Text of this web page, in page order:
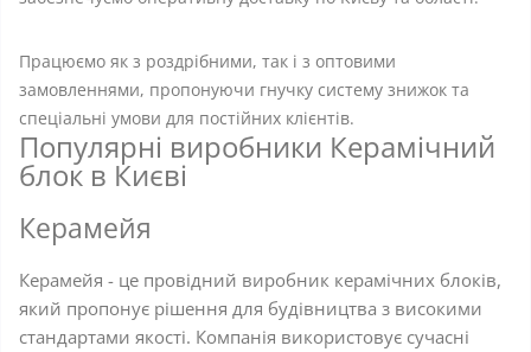
Працюємо як з роздрібними, так і з оптовими
замовленнями, пропонуючи гнучку систему знижок та
спеціальні умови для постійних клієнтів.
Популярні виробники Керамічний
блок в Києві
Керамейя
Керамейя - це провідний виробник керамічних блоків,
який пропонує рішення для будівництва з високими
стандартами якості. Компанія використовує сучасні